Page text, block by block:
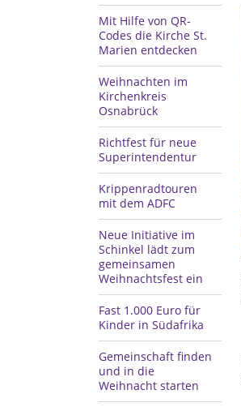
Mit Hilfe von QR-
Codes die Kirche St.
Marien entdecken
Weihnachten im
Kirchenkreis
Osnabrück
Richtfest für neue
Superintendentur
Krippenradtouren
mit dem ADFC
Neue Initiative im
Schinkel lädt zum
gemeinsamen
Weihnachtsfest ein
Fast 1.000 Euro für
Kinder in Südafrika
Gemeinschaft finden
und in die
Weihnacht starten